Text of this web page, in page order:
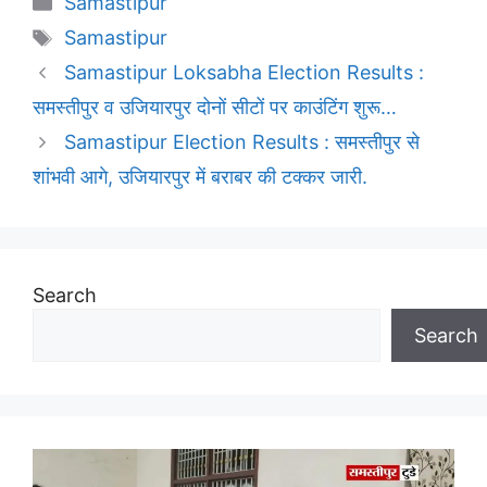
Tags
Samastipur
Samastipur Loksabha Election Results :
समस्तीपुर व उजियारपुर दोनों सीटों पर काउंटिंग शुरू…
Samastipur Election Results : समस्तीपुर से
शांभवी आगे, उजियारपुर में बराबर की टक्कर जारी.
Search
Search